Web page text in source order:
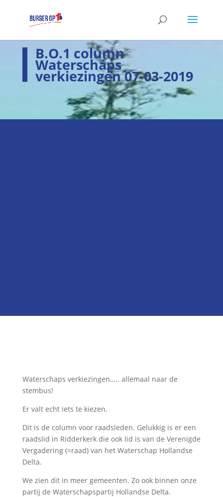
B.O.1 column
Waterschaps
verkiezingen 07-03-2019
Waterschaps verkiezingen….. allemaal naar de
stembus!
Er valt echt iets te kiezen.
Dit is de column voor raadsleden. Gelukkig is er een
raadslid in Ridderkerk die ook lid is van de Verenigde
Vergadering (=raad) van het Waterschap Hollandse
Delta.
We zien dit in meer gemeenten. Zo ook binnen onze
partij de Waterschapspartij Hollandse Delta.